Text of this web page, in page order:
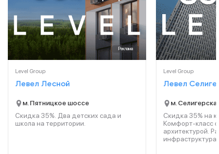
Реклама
Level Group
Левел Лесной
м. Пятницкое шоссе
Скидка 35%. Два детских сада и
школа на территории.
Level Group
Левел
м.
Скидка 35% на
Комфорт‑класс
архитектурой.
инфраструктура